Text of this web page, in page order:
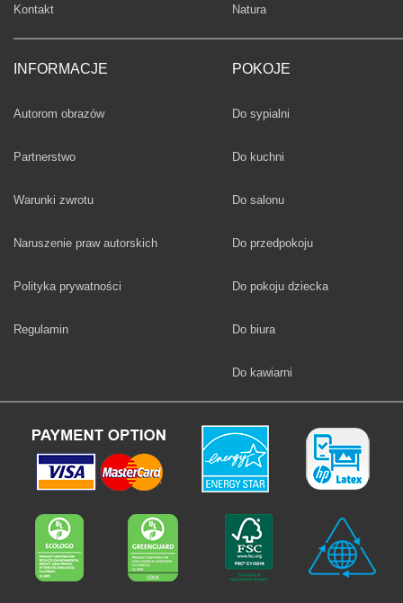
Kontakt
INFORMACJE
Autorom obrazów
Partnerstwo
Warunki zwrotu
Naruszenie praw autorskich
Polityka prywatności
Regulamin
Fototapety
Natura
POKOJE
Fototapety
Do sypialni
Fototapety
Do kuchni
Fototapety
Do salonu
Fototapety
Do przedpokoju
Fototapety
Do pokoju dziecka
Fototapety
Do biura
Fototapety
Do kawiarni